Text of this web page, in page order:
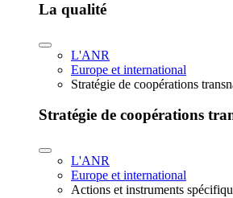
La qualité
L'ANR
Europe et international
Stratégie de coopérations
Stratégie de coopérations
L'ANR
Europe et international
Actions et instruments